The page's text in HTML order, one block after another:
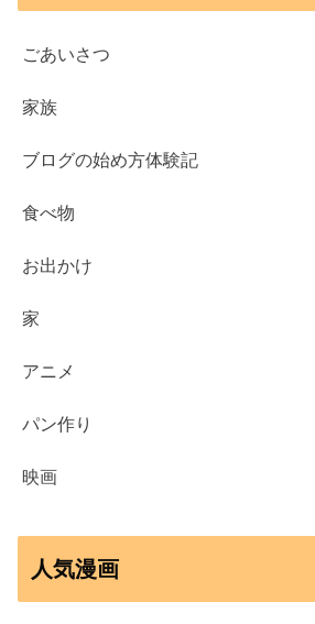
ごあいさつ
家族
ブログの始め方体験記
食べ物
お出かけ
家
アニメ
パン作り
映画
人気漫画